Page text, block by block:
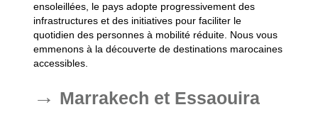
ensoleillées, le pays adopte progressivement des
infrastructures et des initiatives pour faciliter le
quotidien des personnes à mobilité réduite. Nous vous
emmenons à la découverte de destinations marocaines
accessibles.
Marrakech et Essaouira